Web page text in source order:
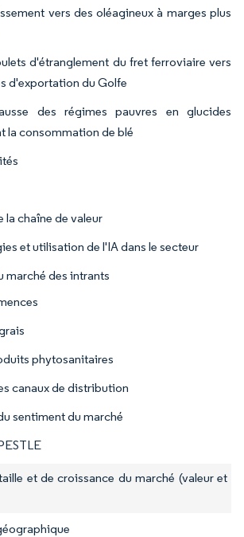
vers des oléagineux à marges plus
d'étranglement du fret ferroviaire vers
d'exportation du Golfe
des régimes pauvres en glucides
la consommation de blé
la chaîne de valeur
et utilisation de l'IA dans le secteur
marché des intrants
phytosanitaires
canaux de distribution
sentiment du marché
et de croissance du marché (valeur et